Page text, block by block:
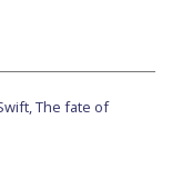
The fate of